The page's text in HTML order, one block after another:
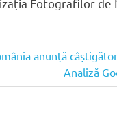
anunță
Next
Post:
Analiză